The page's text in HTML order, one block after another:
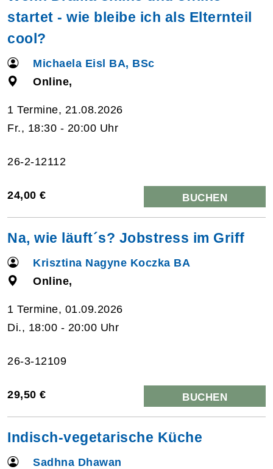
startet - wie bleibe ich als Elternteil
cool?
Michaela Eisl BA, BSc
Online,
1 Termine, 21.08.2026
Fr., 18:30 - 20:00 Uhr
26-2-12112
24,00 € BUCHEN
Na, wie läuft´s? Jobstress im Griff
Krisztina Nagyne Koczka BA
Online,
1 Termine, 01.09.2026
Di., 18:00 - 20:00 Uhr
26-3-12109
29,50 € BUCHEN
Indisch-vegetarische Küche
Sadhna Dhawan